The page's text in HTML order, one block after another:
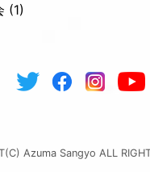
(1)
Azuma Sangyo ALL